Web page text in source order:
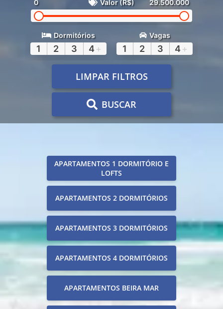
0 Valor (R$) 29.500.000
Dormitórios
1 2 3 4 +
Vagas
1 2 3 4 +
LIMPAR FILTROS
BUSCAR
APARTAMENTOS 1 DORMITÓRIO E
LOFTS
APARTAMENTOS 2 DORMITÓRIOS
APARTAMENTOS 3 DORMITÓRIOS
APARTAMENTOS 4 DORMITÓRIOS
APARTAMENTOS BEIRA MAR